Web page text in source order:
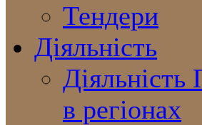
Тендери
Діяльність
Діяльність
в регіонах